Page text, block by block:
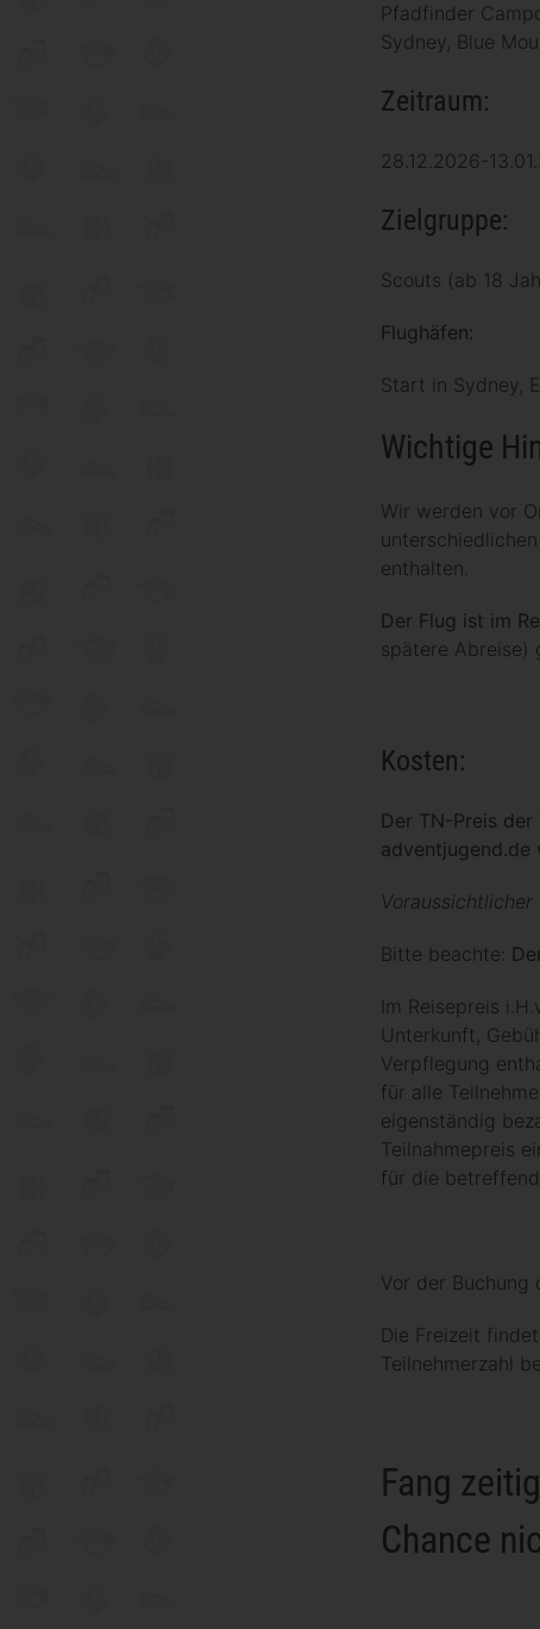
Pfadfinder
Sydney, Blue
Zeitraum:
28.12.2026-
Zielgruppe:
Scouts (ab 18
Flughäfen:
Start in Sydney,
Wichtige
Wir werden vor
enthalten.
Der Flug ist im
spätere Abreise)
Kosten:
Der TN-Preis
adventjugend.de
Voraussichtlicher
Bitte beachte:
Im Reisepreis
Unterkunft,
Verpflegung
für alle
eigenständig
Teilnahmepreis
für die
Vor der
Die Freizeit
Teilnehmerzahl
Fang
Chance